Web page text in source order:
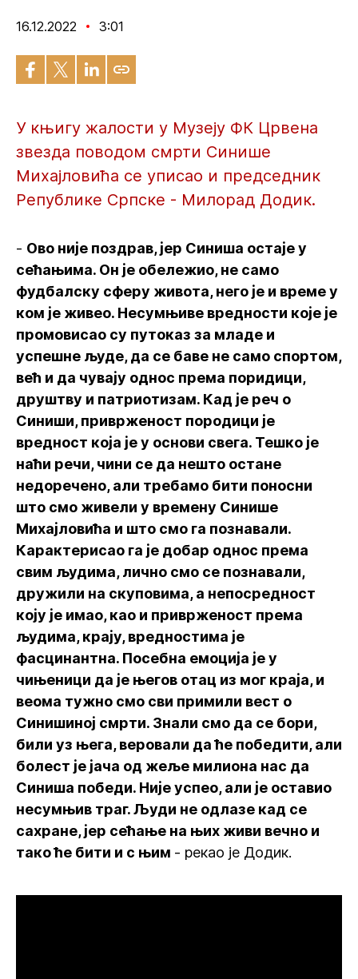
16.12.2022 3:01
У књигу жалости у Музеју ФК Црвена
звезда поводом смрти Синише
Михајловића се уписао и председник
Републике Српске - Милорад Додик.
- Ово није поздрав, јер Синиша остаје у
сећањима. Он је обележио, не само
фудбалску сферу живота, него је и време у
ком је живео. Несумњиве вредности које је
промовисао су путоказ за младе и
успешне људе, да се баве не само спортом,
већ и да чувају однос према поридици,
друштву и патриотизам. Кад је реч о
Синиши, приврженост породици је
вредност која је у основи свега. Тешко је
наћи речи, чини се да нешто остане
недоречено, али требамо бити поносни
што смо живели у времену Синише
Михајловића и што смо га познавали.
Карактерисао га је добар однос према
свим људима, лично смо се познавали,
дружили на скуповима, а непосредност
коју је имао, као и приврженост према
људима, крају, вредностима је
фасцинантна. Посебна емоција је у
чињеници да је његов отац из мог краја, и
веома тужно смо сви примили вест о
Синишиној смрти. Знали смо да се бори,
били уз њега, веровали да ће победити, али
болест је јача од жеље милиона нас да
Синиша победи. Није успео, али је оставио
несумњив траг. Људи не одлазе кад се
сахране, јер сећање на њих живи вечно и
тако ће бити и с њим - рекао је Додик.